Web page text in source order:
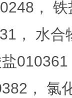
，
， 水
， 氯